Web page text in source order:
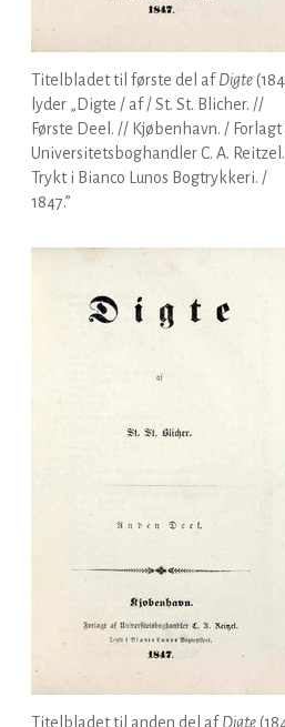
Titelbladet til første del af Digte
lyder „Digte / af / St. St. Blicher. //
Første Deel. // Kjøbenhavn. /
Universitetsboghandler C. A.
Trykt i Bianco Lunos Bogtrykkeri. /
1847.”
Titelbladet til anden del af Digte